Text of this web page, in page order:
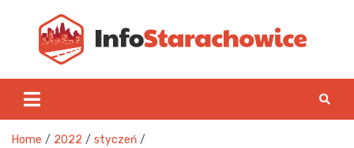
content
Home 2022
styczeń